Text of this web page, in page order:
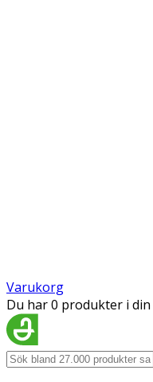
Varukorg
Du har 0 produkter i